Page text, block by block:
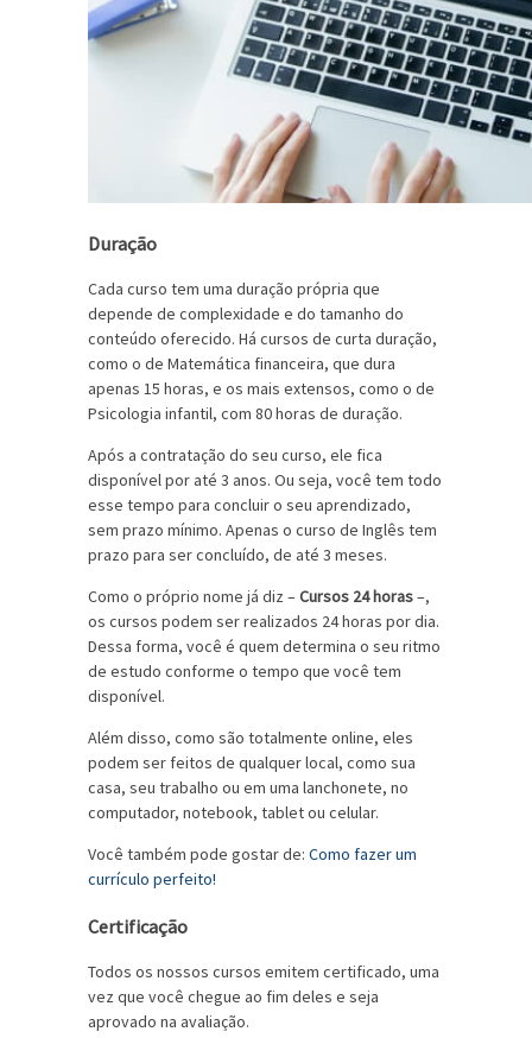
Duração
Cada curso tem uma duração própria que
depende de complexidade e do tamanho do
conteúdo oferecido. Há cursos de curta duração,
como o de Matemática financeira, que dura
apenas 15 horas, e os mais extensos, como o de
Psicologia infantil, com 80 horas de duração.
Após a contratação do seu curso, ele fica
disponível por até 3 anos. Ou seja, você tem todo
esse tempo para concluir o seu aprendizado,
sem prazo mínimo. Apenas o curso de Inglês tem
prazo para ser concluído, de até 3 meses.
Como o próprio nome já diz –Cursos 24 horas–,
os cursos podem ser realizados 24 horas por dia.
Dessa forma, você é quem determina o seu ritmo
de estudo conforme o tempo que você tem
disponível.
Além disso, como são totalmente online, eles
podem ser feitos de qualquer local, como sua
casa, seu trabalho ou em uma lanchonete, no
computador, notebook, tablet ou celular.
Você também pode gostar de: Como fazer um
currículo perfeito!
Certificação
Todos os nossos cursos emitem certificado, uma
vez que você chegue ao fim deles e seja
aprovado na avaliação.